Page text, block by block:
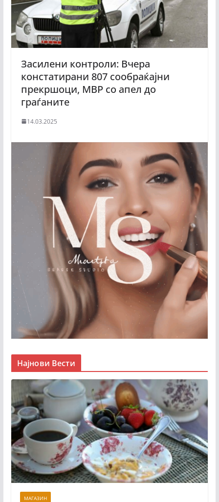
Засилени контроли: Вчера
констатирани 807 сообраќајни
прекршоци, МВР со апел до
граѓаните
14.03.2025
Најнови Вести
МАГАЗИН